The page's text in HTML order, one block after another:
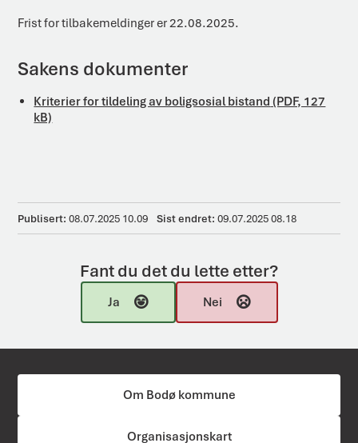
Frist for tilbakemeldinger er 22.08.2025.
Sakens dokumenter
Kriterier for tildeling av boligsosial bistand (PDF, 127
kB)
Publisert 08.07.2025 10.09 Sist endret 09.07.2025 08.18
Fant du det du lette etter?
Ja Nei
Om Bodø kommune
Organisasjonskart